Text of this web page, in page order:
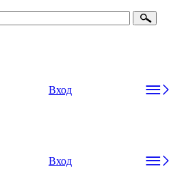
Вход
Вход